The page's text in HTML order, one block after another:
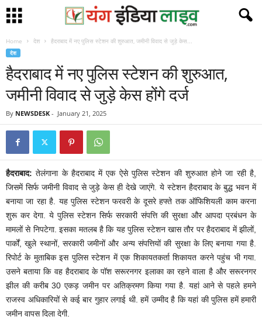
Home देश हैदराबाद में नए पुलिस स्टेशन की शुरुआत, जमीनी विवाद से जुड़े केस...
देश
हैदराबाद में नए पुलिस स्टेशन की शुरुआत,
जमीनी विवाद से जुड़े केस होंगे दर्ज
By NEWSDESK - January 21, 2025
हैदराबाद:तेलंगाना के हैदराबाद में एक ऐसे पुलिस स्टेशन की शुरुआत होने जा रही है,
जिसमें सिर्फ जमीनी विवाद से जुड़े केस ही देखे जाएंगे. ये स्टेशन हैदराबाद के बुद्ध भवन में
बनाया जा रहा है. यह पुलिस स्टेशन फरवरी के दूसरे हफ्ते तक ऑफिशियली काम करना
शुरू कर देगा. ये पुलिस स्टेशन सिर्फ सरकारी संपत्ति की सुरक्षा और आपदा प्रबंधन के
मामलों से निपटेगा. इसका मतलब है कि यह पुलिस स्टेशन खास तौर पर हैदराबाद में झीलों,
पार्कों, खुले स्थानों, सरकारी जमीनों और अन्य संपत्तियों की सुरक्षा के लिए बनाया गया है.
रिपोर्ट के मुताबिक इस पुलिस स्टेशन में एक शिकायतकर्ता शिकायत करने पहुंच भी गया.
उसने बताया कि वह हैदराबाद के पॉश सरूरनगर इलाका का रहने वाला है और सरूरनगर
झील की करीब 30 एकड़ जमीन पर अतिक्रमण किया गया है. यहां आने से पहले हमने
राजस्व अधिकारियों से कई बार गुहार लगाई थी. हमें उम्मीद है कि यहां की पुलिस हमें हमारी
जमीन वापस दिला देगी.